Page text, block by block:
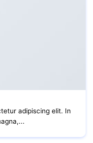
adipiscing elit. In